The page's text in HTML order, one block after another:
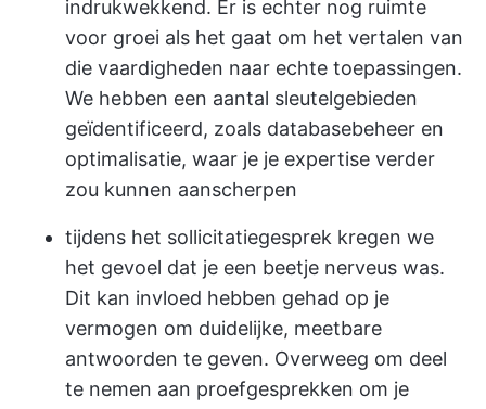
indrukwekkend. Er is echter nog ruimte
voor groei als het gaat om het vertalen van
die vaardigheden naar echte toepassingen.
We hebben een aantal sleutelgebieden
geïdentificeerd, zoals databasebeheer en
optimalisatie, waar je je expertise verder
zou kunnen aanscherpen
tijdens het sollicitatiegesprek kregen we
het gevoel dat je een beetje nerveus was.
Dit kan invloed hebben gehad op je
vermogen om duidelijke, meetbare
antwoorden te geven. Overweeg om deel
te nemen aan proefgesprekken om je